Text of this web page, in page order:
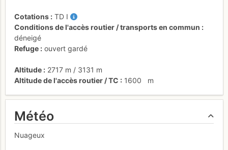
Cotations TD I
Conditions de l'accès routier / transports en commun
déneigé
Refuge
ouvert gardé
Altitude 2717 m / 3131 m
Altitude de l'accès routier / TC
1600 m
Météo
Nuageux